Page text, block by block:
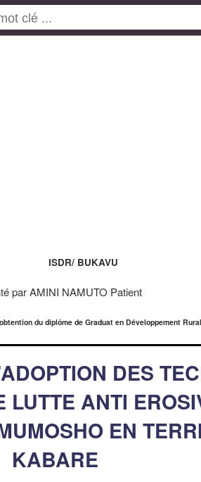
ISDR/ BUKAVU
par AMINI NAMUTO Patient
du diplôme de Graduat en Développement
DES
LUTTE ANTI
EN
KABARE